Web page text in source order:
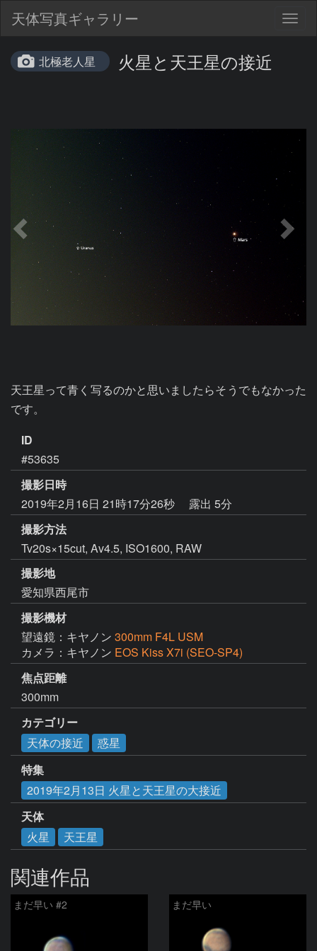
天体写真ギャラリー
北極老人星 火星と天王星の接近
天王星って青く写るのかと思いましたらそうでもなかった
です。
ID
#53635
撮影日時
2019年2月16日 21時17分26秒
露出 5分
撮影方法
Tv20s×15cut, Av4.5, ISO1600, RAW
撮影地
愛知県西尾市
撮影機材
望遠鏡：キヤノン 300mm F4L USM
カメラ：キヤノン EOS Kiss X7i (SEO-SP4)
焦点距離
300mm
カテゴリー
天体の接近
惑星
特集
2019年2月13日 火星と天王星の大接近
天体
火星
天王星
関連作品
まだ早い #2 まだ早い